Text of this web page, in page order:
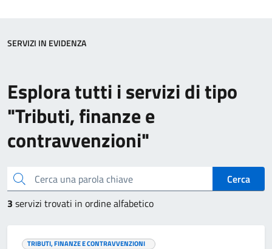
Esplora tutti i servizi di tipo
"Tributi, finanze e
contravvenzioni"
Cerca una parola chiave
Cerca
3 servizi trovati in ordine alfabetico
TRIBUTI, FINANZE E CONTRAVVENZIONI
SERVIZI IN EVIDENZA